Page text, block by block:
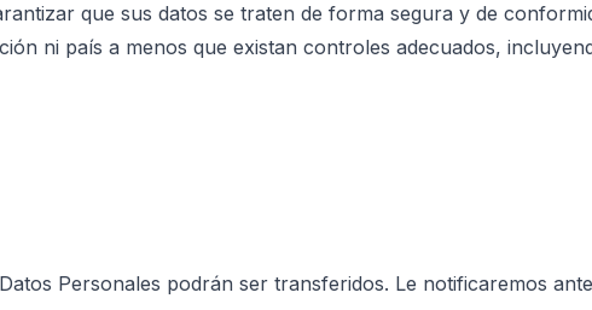
que sus datos se traten de forma segura y de
ni país a menos que existan controles adecuados,
Personales podrán ser transferidos. Le notificaremos